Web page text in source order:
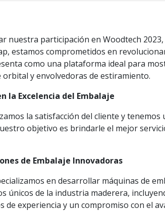
nuestra participación en Woodtech
estamos comprometidos en
como una plataforma ideal para
orbital y envolvedoras de estiramiento.
la Excelencia del Embalaje
la satisfacción del cliente y
objetivo es brindarle el mejor
de Embalaje Innovadoras
en desarrollar máquinas de
únicos de la industria maderera,
de experiencia y un compromiso con el